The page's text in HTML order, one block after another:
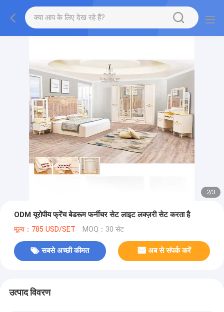
2/3
ODM यूरोपीय फ्रेंच बेडरूम फर्नीचर सेट लाइट लक्ज़री सेट करता है
मूल्य：785 USD/SET MOQ：30 सेट
सबसे अच्छी कीमत अब से संपर्क करें
उत्पाद विवरण